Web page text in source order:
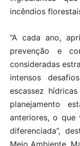
incêndios
“A cada ano,
prevenção e
consideradas
intensos
escassez
planejamento
anteriores, o que
diferenciada”,